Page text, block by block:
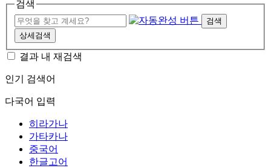
검색
검색
상세검색
결과 내 재검색
인기 검색어
다국어 입력
히라가나
가타카나
중국어
한글고어